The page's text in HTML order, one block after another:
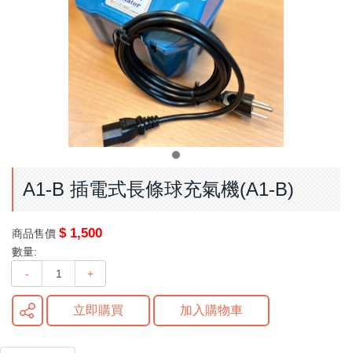
A1-B 插電式長條球充氣機(A1-B)
商品售價 $ 1,500
數量:
-
+
立即購買 加入購物車